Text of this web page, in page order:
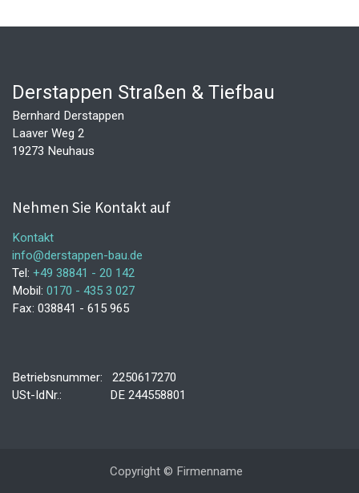
Derstappen Straßen & Tiefbau
Bernhard Derstappen
Laaver Weg 2
19273 Neuhaus
Nehmen Sie Kontakt auf
Kontakt
info@derstappen-bau.de
Tel: +49 38841 - 20 142
Mobil: 0170 - 435 3 027
Fax: 038841 - 615 965
Betriebsnummer: 2250617270
USt-IdNr.: DE 244558801
Copyright © Firmenname